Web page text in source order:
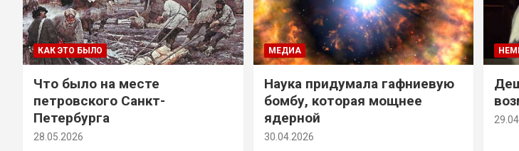
КАК ЭТО БЫЛО
Что было на месте
петровского Санкт-
Петербурга
28.05.2026
МЕДИА
Наука придумала гафниевую
бомбу, которая мощнее
ядерной
30.04.2026